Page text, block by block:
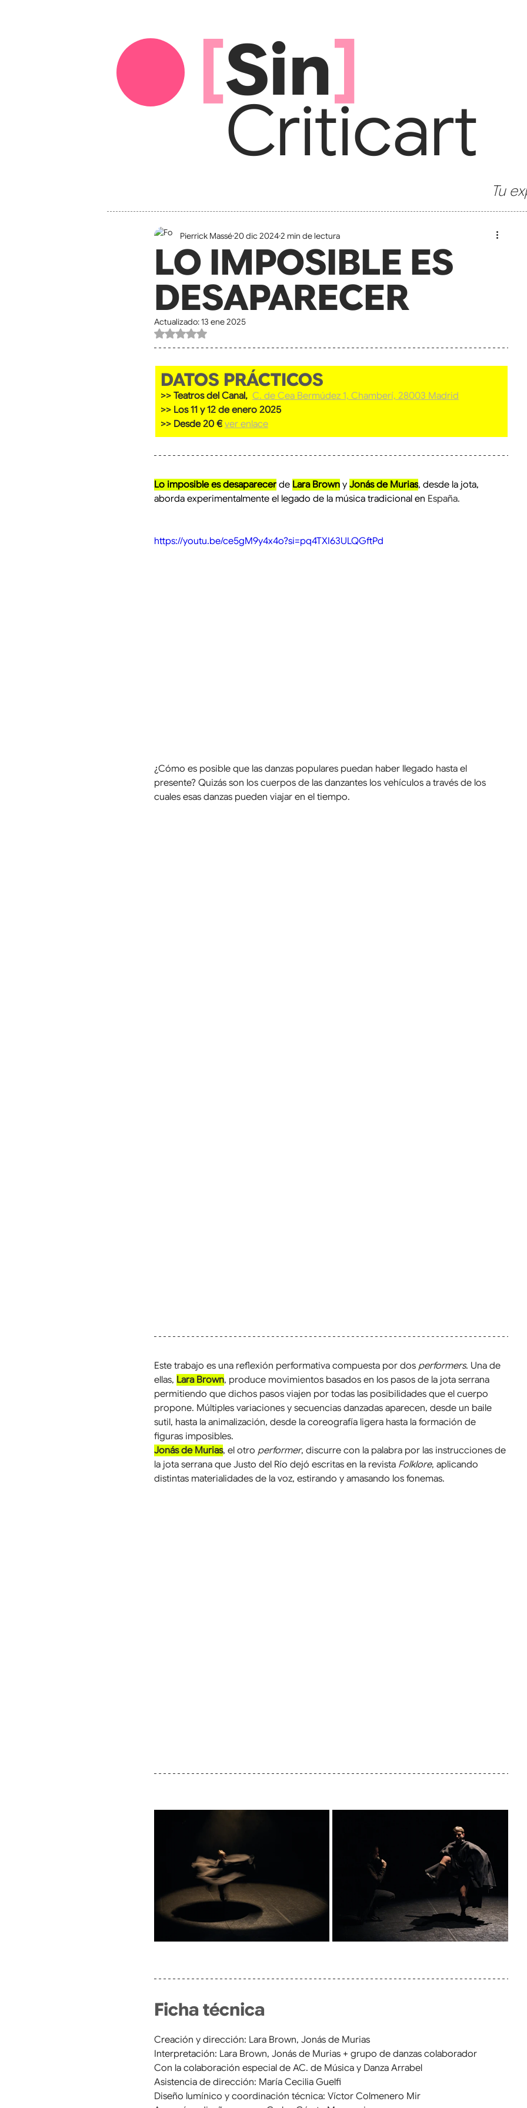
[Sin]
Criticart
Tu
LO IMPOSIBLE ES
DESAPARECER
Pierrick Massé20 dic 20242 min de lectura
Actualizado:13 ene 2025
Obtuvo NaN de 5 estrellas.
DATOS PRÁCTICOS
>> Teatros del Canal, C. de Cea Bermúdez 1, Chamberí, 28003 Madrid
>> Los 11 y 12 de enero 2025
>> Desde 20 € ver enlace
Lo imposible es desaparecer de Lara Brown y Jonás de Murias, desde la jota,
aborda experimentalmente el legado de la música tradicional en España.
https://youtu.be/ce5gM9y4x4o?si=pq4TXI63ULQGftPd
¿Cómo es posible que las danzas populares puedan haber llegado hasta el
presente? Quizás son los cuerpos de las danzantes los vehículos a través de los
cuales esas danzas pueden viajar en el tiempo.
Este trabajo es una reflexión performativa compuesta por dos performers. Una de
ellas, Lara Brown, produce movimientos basados en los pasos de la jota serrana
permitiendo que dichos pasos viajen por todas las posibilidades que el cuerpo
propone. Múltiples variaciones y secuencias danzadas aparecen, desde un baile
sutil, hasta la animalización, desde la coreografía ligera hasta la formación de
figuras imposibles.
Jonás de Murias, el otro performer, discurre con la palabra por las instrucciones de
la jota serrana que Justo del Río dejó escritas en la revista Folklore, aplicando
distintas materialidades de la voz, estirando y amasando los fonemas.
Ficha técnica
Creación y dirección: Lara Brown, Jonás de Murias
Interpretación: Lara Brown, Jonás de Murias + grupo de danzas colaborador
Con la colaboración especial de AC. de Música y Danza Arrabel
Asistencia de dirección: María Cecilia Guelfi
Diseño lumínico y coordinación técnica: Víctor Colmenero Mir